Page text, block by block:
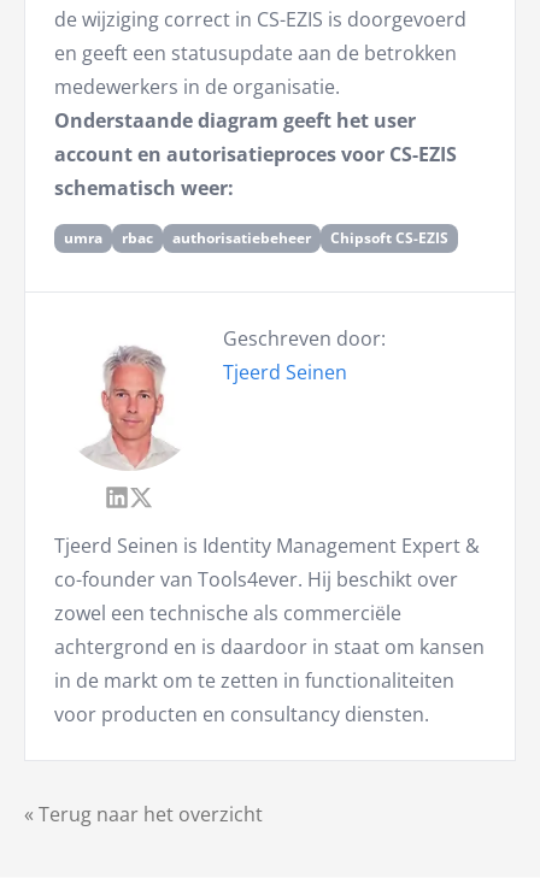
« Terug naar het overzicht
de wijziging correct in CS-EZIS is doorgevoerd
en geeft een statusupdate aan de betrokken
medewerkers in de organisatie.
Onderstaande diagram geeft het user
account en autorisatieproces voor CS-EZIS
schematisch weer:
umra rbac authorisatiebeheer Chipsoft CS-EZIS
Geschreven door:
Tjeerd Seinen
Tjeerd Seinen is Identity Management Expert &
co-founder van Tools4ever. Hij beschikt over
zowel een technische als commerciële
achtergrond en is daardoor in staat om kansen
in de markt om te zetten in functionaliteiten
voor producten en consultancy diensten.